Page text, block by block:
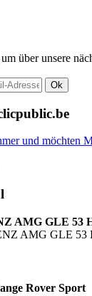
über unsere
Ok
AMG GLE 53
Rover Sport